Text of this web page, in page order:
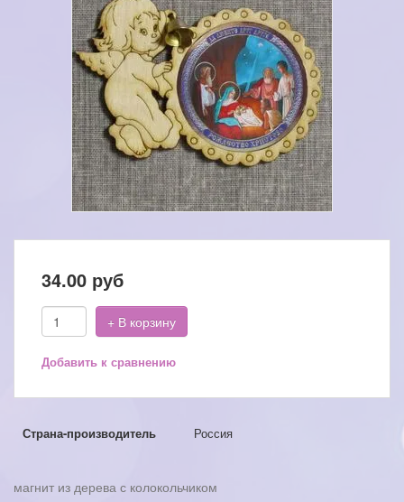
34.00 руб
+ В корзину
Добавить к сравнению
Страна-производитель Россия
магнит из дерева с колокольчиком